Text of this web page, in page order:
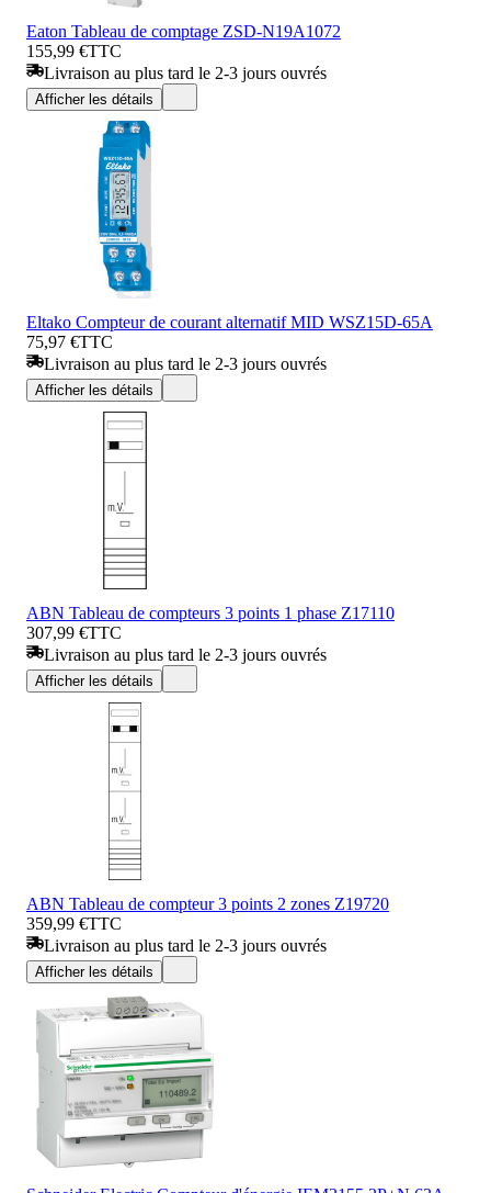
Eaton Tableau de comptage ZSD-N19A1072
155,99 €TTC
Livraison au plus tard le 2-3 jours ouvrés
Afficher les détails
Eltako Compteur de courant alternatif MID WSZ15D-65A
75,97 €TTC
Livraison au plus tard le 2-3 jours ouvrés
Afficher les détails
ABN Tableau de compteurs 3 points 1 phase Z17110
307,99 €TTC
Livraison au plus tard le 2-3 jours ouvrés
Afficher les détails
ABN Tableau de compteur 3 points 2 zones Z19720
359,99 €TTC
Livraison au plus tard le 2-3 jours ouvrés
Afficher les détails